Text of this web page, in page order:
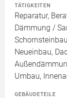
TÄTIGKEITEN
Reparatur,
Dämmung /
Neueinbau,
Umbau,
GEBÄUDETEILE